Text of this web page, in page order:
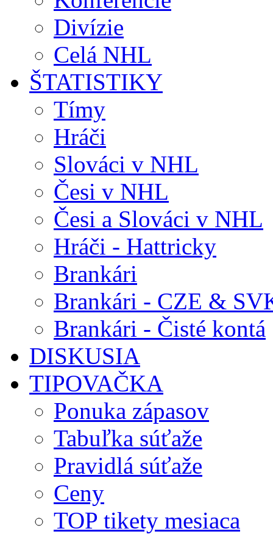
Divízie
Celá NHL
ŠTATISTIKY
Tímy
Hráči
Slováci v NHL
Česi v NHL
Česi a Slováci v NHL
Hráči - Hattricky
Brankári
Brankári - CZE &
Brankári - Čisté kontá
DISKUSIA
TIPOVAČKA
Ponuka zápasov
Tabuľka súťaže
Pravidlá súťaže
Ceny
TOP tikety mesiaca